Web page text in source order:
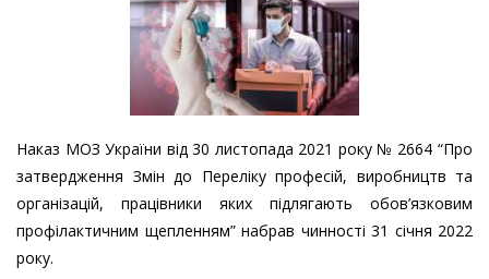
Наказ МОЗ України від 30 листопада 2021 року № 2664 “Про
затвердження Змін до Переліку професій, виробництв та
організацій, працівники яких підлягають обов’язковим
профілактичним щепленням” набрав чинності 31 січня 2022
року.